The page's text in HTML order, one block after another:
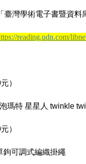
臺灣學術電子書暨資料
reading.udn.com/
）
瑪特 星星人 twinkle
）
鉤可調式編織掛繩